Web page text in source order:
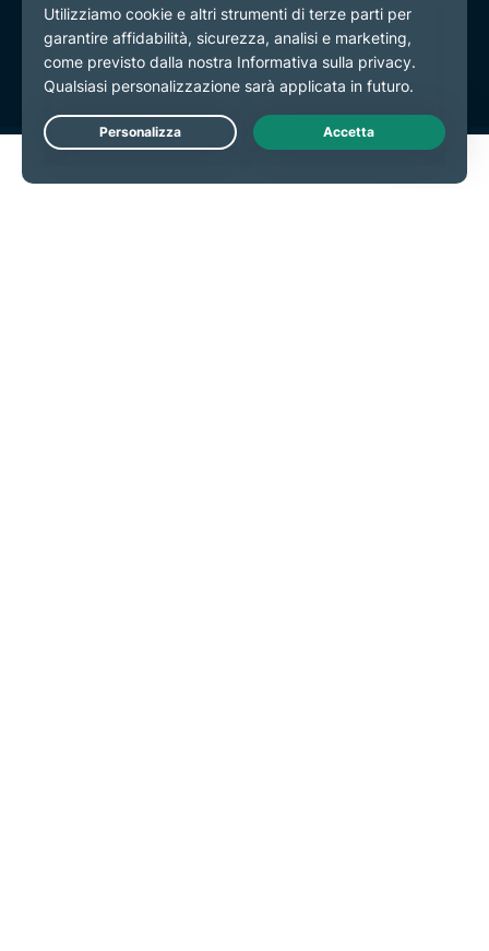
Termini di servizio
Preferenze cookie
Live Chat